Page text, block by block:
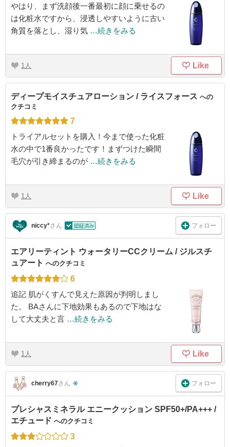
やはり、まず洗顔後一番最初に顔に乗せるの
は化粧水ですから、浸透しやすいように古い
角質を落とし、湿り気 …続きをみる
1 Like
ディープモイスチュアローション / ライスフォース への
クチコミ
7
トライアルセットを購入！今まで使った化粧
水の中で1番良かったです！まずつけた瞬間
毛穴が引き締まるのが …続きをみる
1 Like
niccy*さん フォロー
エアリーティント ウォータリーCCクリーム / ジルスチ
ュアート へのクチコミ
6
追記 肌がくすんで見えた原因が判明しまし
た。 BAさんに下地効果もあるので下地はな
して大丈夫と言 …続きをみる
1 Like
cherry67さん フォロー
プレシャスミネラル エニークッション SPF50+/PA+++ /
エチュード へのクチコミ
3